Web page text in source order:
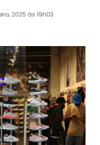
2025 às 19h03